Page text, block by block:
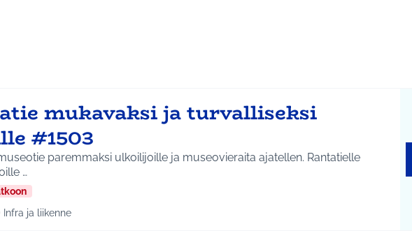
mukavaksi ja turvalliseksi
#1503
paremmaksi ulkoilijoille ja museovieraita ajatellen. Rantatielle
…
aihepiirin mukaan: Hyrylä
tulokset teeman mukaan: Infra ja liikenne
Infra ja liikenne